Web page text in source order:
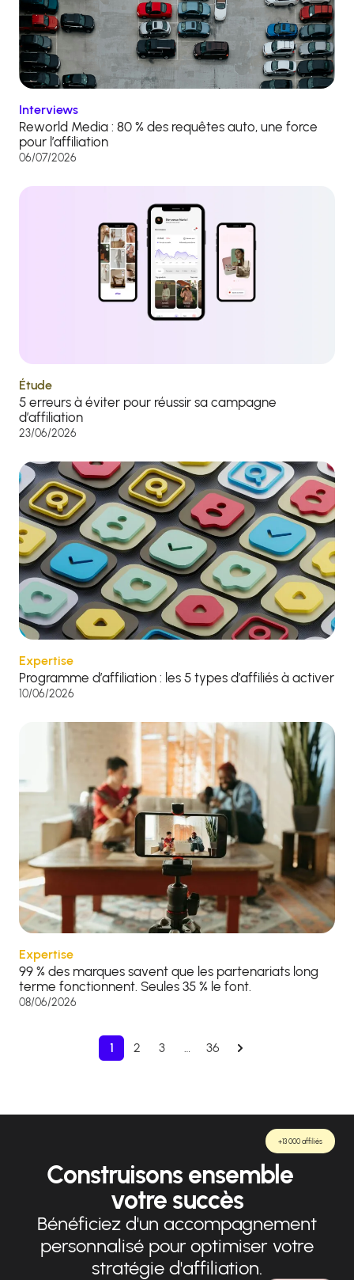
Interviews
Reworld Media : 80 % des requêtes auto, une force
pour l’affiliation
06/07/2026
Étude
5 erreurs à éviter pour réussir sa campagne
d’affiliation
23/06/2026
Expertise
Programme d’affiliation : les 5 types d’affiliés à activer
10/06/2026
Expertise
99 % des marques savent que les partenariats long
terme fonctionnent. Seules 35 % le font.
08/06/2026
1 2 3 … 36
+13 000 affiliés
Construisons ensemble
votre succès
Bénéficiez d'un accompagnement
personnalisé pour optimiser votre
stratégie d'affiliation.